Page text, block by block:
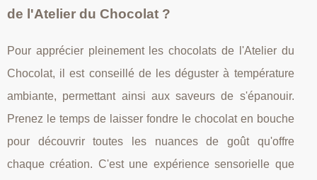
de l'Atelier du Chocolat ?
Pour apprécier pleinement les chocolats de l'Atelier du
Chocolat, il est conseillé de les déguster à température
ambiante, permettant ainsi aux saveurs de s'épanouir.
Prenez le temps de laisser fondre le chocolat en bouche
pour découvrir toutes les nuances de goût qu'offre
chaque création. C'est une expérience sensorielle que